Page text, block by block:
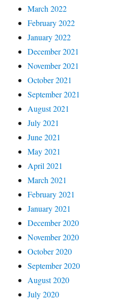
March 2022
February 2022
January 2022
December 2021
November 2021
October 2021
September 2021
August 2021
July 2021
June 2021
May 2021
April 2021
March 2021
February 2021
January 2021
December 2020
November 2020
October 2020
September 2020
August 2020
July 2020